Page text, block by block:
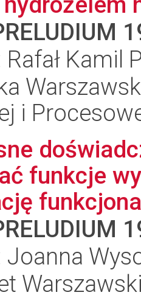
Kamil
i
funkcje
Joanna